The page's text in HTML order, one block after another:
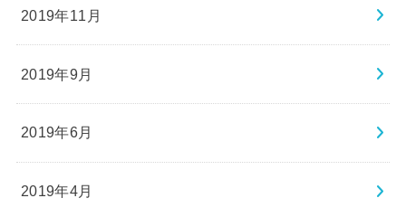
2019年11月
2019年9月
2019年6月
2019年4月